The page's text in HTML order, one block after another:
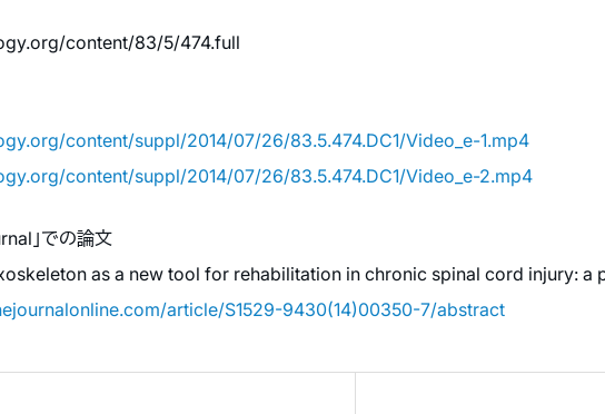
content/83/5/474.full
content/suppl/2014/07/26/83.5.474.DC1/Video_e-1.mp4
content/suppl/2014/07/26/83.5.474.DC1/Video_e-2.mp4
」での論文
as a new tool for rehabilitation in chronic spinal cord injury: a
article/S1529-9430(14)00350-7/abstract